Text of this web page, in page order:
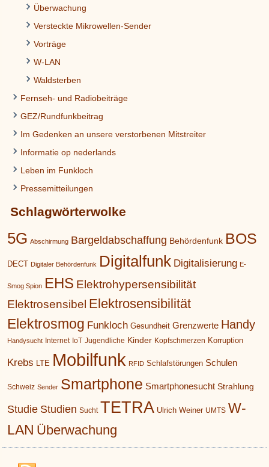
Überwachung
Versteckte Mikrowellen-Sender
Vorträge
W-LAN
Waldsterben
Fernseh- und Radiobeiträge
GEZ/Rundfunkbeitrag
Im Gedenken an unsere verstorbenen Mitstreiter
Informatie op nederlands
Leben im Funkloch
Pressemitteilungen
Schlagwörterwolke
5G Abschirmung Bargeldabschaffung Behördenfunk BOS
DECT Digitaler Behördenfunk Digitalfunk Digitalisierung E-
Smog Spion EHS Elektrohypersensibilität
Elektrosensibel Elektrosensibilität
Elektrosmog Funkloch Gesundheit Grenzwerte Handy
Handysucht Internet IoT Jugendliche Kinder Kopfschmerzen Korruption
Krebs LTE Mobilfunk RFID Schlafstörungen Schulen
Schweiz Sender Smartphone Smartphonesucht Strahlung
Studie Studien Sucht TETRA Ulrich Weiner UMTS W-
LAN Überwachung